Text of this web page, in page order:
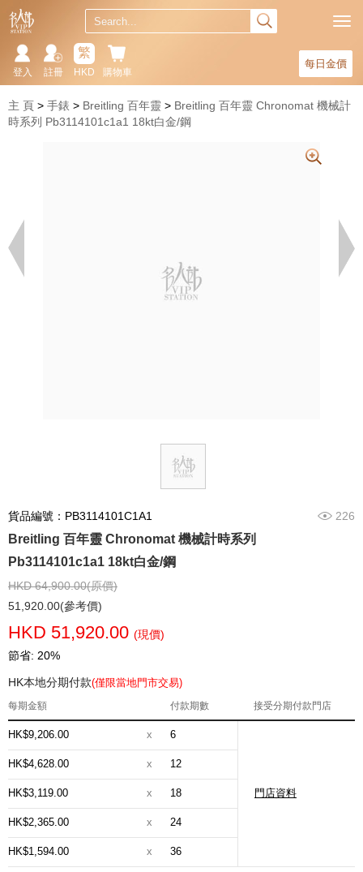
每日金價
購物車
繁
HKD
註冊
登入
主 頁 手錶 Breitling 百年靈
Breitling 百年靈 Chronomat 機械計
時系列 Pb3114101c1a1 18kt白金/鋼
貨品編號：PB3114101C1A1 226
Breitling 百年靈 Chronomat 機械計時系列
Pb3114101c1a1 18kt白金/鋼
HKD 64,900.00(原價)
51,920.00(參考價)
HKD 51,920.00 (現價)
節省: 20%
HK本地分期付款(僅限當地門市交易)
每期金額 付款期數 接受分期付款門店
HK$9,206.00 x 6
門店資料
HK$4,628.00 x 12
HK$3,119.00 x 18
HK$2,365.00 x 24
HK$1,594.00 x 36